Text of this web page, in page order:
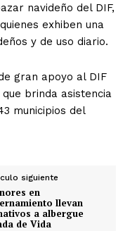
navideño del DIF,
exhiben una
y de uso diario.
gran apoyo al DIF
brinda asistencia
municipios del
siguiente
en
llevan
a albergue
de Vida